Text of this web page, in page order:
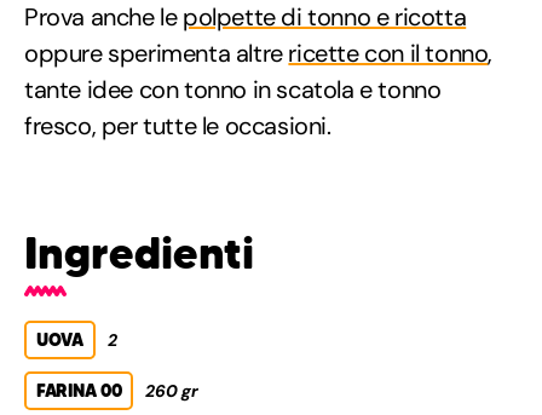
Prova anche lepolpette di tonno e ricotta
oppure sperimenta altrericette con il tonno,
tante idee con tonno in scatola e tonno
fresco, per tutte le occasioni.
Ingredienti
UOVA 2
FARINA 00 260 gr